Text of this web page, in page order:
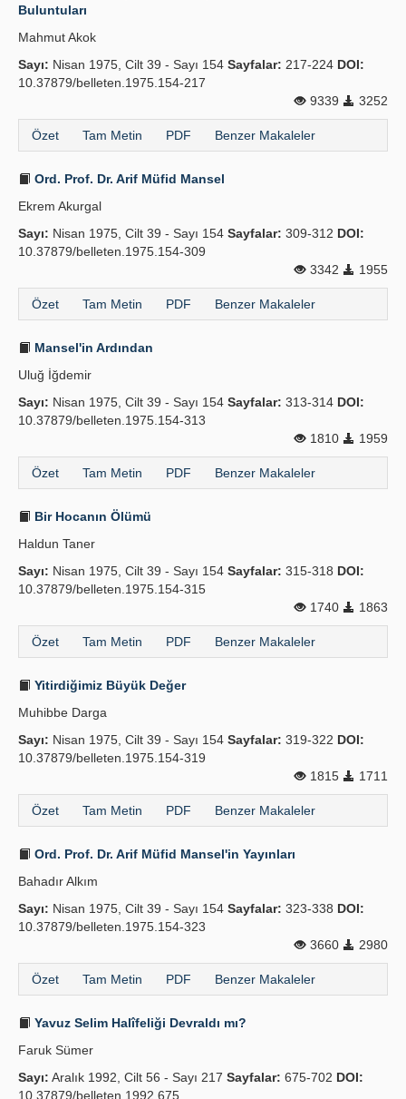
Buluntuları
Mahmut Akok
Sayı: Nisan 1975, Cilt 39 - Sayı 154 Sayfalar: 217-224 DOI:
10.37879/belleten.1975.154-217
9339
3252
Özet Tam Metin PDF Benzer Makaleler
Ord. Prof. Dr. Arif Müfid Mansel
Ekrem Akurgal
Sayı: Nisan 1975, Cilt 39 - Sayı 154 Sayfalar: 309-312 DOI:
10.37879/belleten.1975.154-309
3342
1955
Özet Tam Metin PDF Benzer Makaleler
Mansel'in Ardından
Uluğ İğdemir
Sayı: Nisan 1975, Cilt 39 - Sayı 154 Sayfalar: 313-314 DOI:
10.37879/belleten.1975.154-313
1810
1959
Özet Tam Metin PDF Benzer Makaleler
Bir Hocanın Ölümü
Haldun Taner
Sayı: Nisan 1975, Cilt 39 - Sayı 154 Sayfalar: 315-318 DOI:
10.37879/belleten.1975.154-315
1740
1863
Özet Tam Metin PDF Benzer Makaleler
Yitirdiğimiz Büyük Değer
Muhibbe Darga
Sayı: Nisan 1975, Cilt 39 - Sayı 154 Sayfalar: 319-322 DOI:
10.37879/belleten.1975.154-319
1815
1711
Özet Tam Metin PDF Benzer Makaleler
Ord. Prof. Dr. Arif Müfid Mansel'in Yayınları
Bahadır Alkım
Sayı: Nisan 1975, Cilt 39 - Sayı 154 Sayfalar: 323-338 DOI:
10.37879/belleten.1975.154-323
3660
2980
Özet Tam Metin PDF Benzer Makaleler
Yavuz Selim Halîfeliği Devraldı mı?
Faruk Sümer
Sayı: Aralık 1992, Cilt 56 - Sayı 217 Sayfalar: 675-702 DOI:
10.37879/belleten.1992.675